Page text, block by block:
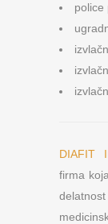
police
DIAFIT
firma